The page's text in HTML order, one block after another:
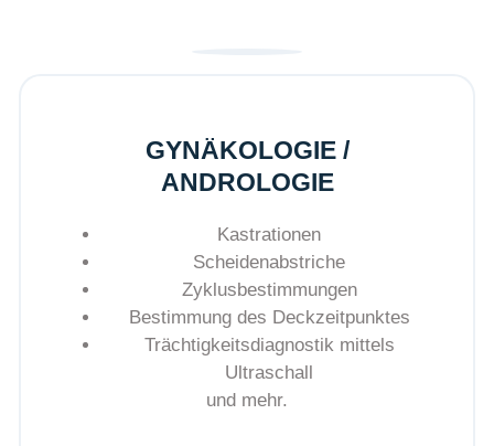
GYNÄKOLOGIE /
ANDROLOGIE
Kastrationen
Scheidenabstriche
Zyklusbestimmungen
Bestimmung des Deckzeitpunktes
Trächtigkeitsdiagnostik mittels
Ultraschall
und mehr.